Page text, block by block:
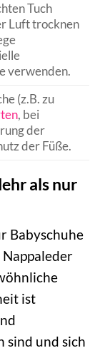
Tuch
Luft trocknen
verwenden.
(z.B. zu
, bei
der
der Füße.
als nur
Babyschuhe
ist
sind und sich